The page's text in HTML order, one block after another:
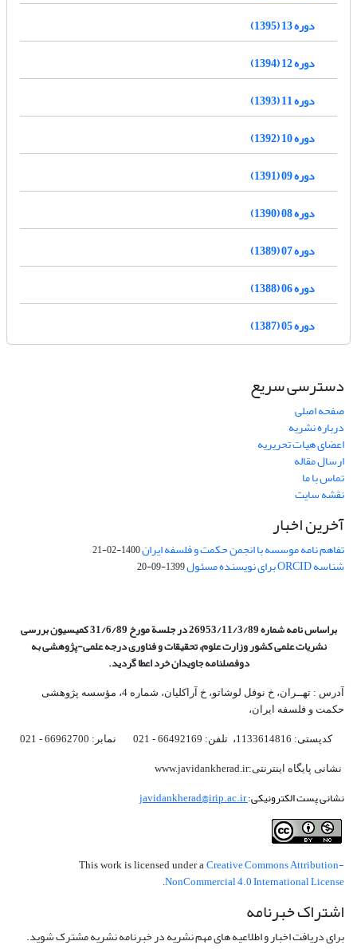
دوره 13 (1395)
دوره 12 (1394)
دوره 11 (1393)
دوره 10 (1392)
دوره 09 (1391)
دوره 08 (1390)
دوره 07 (1389)
دوره 06 (1388)
دوره 05 (1387)
دسترسی سریع
صفحه اصلی
درباره نشریه
اعضای هیات تحریریه
ارسال مقاله
تماس با ما
نقشه سایت
آخرین اخبار
تفاهم نامه موسسه با انجمن حکمت و فلسفه ایران1400-02-21
شناسه ORCID برای نویسنده مسئول 1399-09-20
براساس نامه شماره 26953/11/3/89 در جلسة مورخ 31/6/89 کمیسیون
بررسی
نشریات علمی کشور وزارت علوم، تحقیقات و فناوری درجه علمی‌-پژوهشیبه
دوفصلنامه جاویدان خرد اعطا گردید.
آدرس : تهــران، خ نوفل لوشاتو، خ آراکلیان، شماره 4،‌ مؤسسه پژوهشی
حکمت و فلسفه ایران،‌
کدپستی: 1133614816، تلفن: 66492169 - 021 نمابر: 66962700 - 021
نشانی پایگاه اینترنتی:www.javidankherad.ir
نشانی پست الکترونیکی:javidankherad@irip.ac.ir
This work is licensed under a Creative Commons Attribution-
NonCommercial 4.0 International License
اشتراک خبرنامه
برای دریافت اخبار و اطلاعیه های مهم نشریه در خبرنامه نشریه مشترک شوید.